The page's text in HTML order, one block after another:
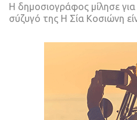
Η δημοσιογράφος μίλησε
σύζυγό της Η Σία Κοσιώνη